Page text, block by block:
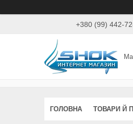
+380 (99) 442-
ГОЛОВНА ТОВАРИ Й